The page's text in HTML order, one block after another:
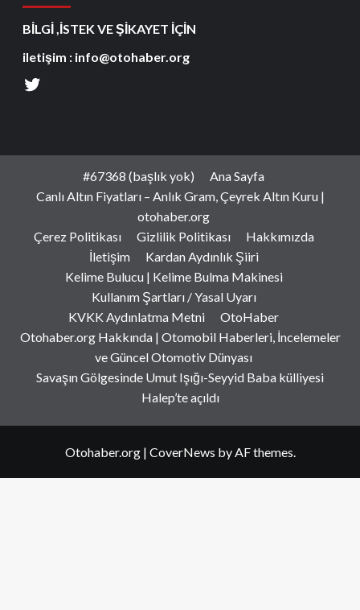
BİLGİ ,İSTEK VE ŞİKAYET İÇİN
iletişim : info@otohaber.org
#67368 (başlık yok)
Ana Sayfa
Canlı Altın Fiyatları – Anlık Gram, Çeyrek Altın Kuru |
otohaber.org
Çerez Politikası
Gizlilik Politikası
Hakkımızda
İletişim
Kardan Aydınlık Şiiri
Kelime Bulucu | Kelime Bulma Makinesi
Kullanım Şartları / Yasal Uyarı
KVKK Aydınlatma Metni
OtoHaber
Otohaber.org Hakkında | Otomobil Haberleri, İncelemeler
ve Güncel Otomotiv Dünyası
Savaşın Gölgesinde Umut Işığı-Seyyid Baba külliyesi
Halep’te açıldı
Otohaber.org | CoverNews by AF themes.